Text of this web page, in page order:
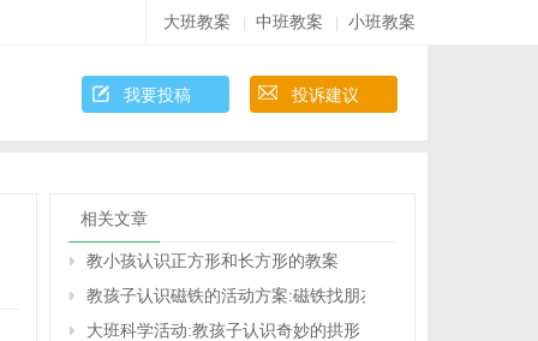
大班教案 中班教案 小班教案
我要投稿 投诉建议
相关文章
教小孩认识正方形和长方形的教案
教孩子认识磁铁的活动方案:磁铁找朋友
大班科学活动:教孩子认识奇妙的拱形